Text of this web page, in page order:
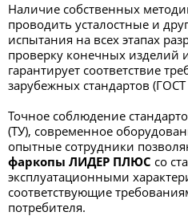
Наличие собственных
проводить усталостные и
испытания на всех этапах
проверку конечных изделий
гарантирует соответствие
зарубежных стандартов
Точное соблюдение
(ТУ), современное
опытные сотрудники
фаркопы ЛИДЕР ПЛЮС со
эксплуатационными
соответствующие
потребителя.